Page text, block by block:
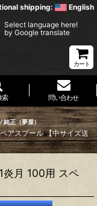
shipping: English
Select language here!
by Google translate
カート
索 問い合わせ
純正（夢屋）
アスプール 【中サイズ送
月 100用 スペ